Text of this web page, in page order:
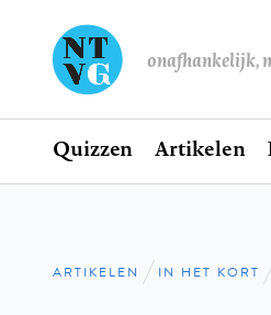
onafhankelijk,
Hoofdnavigatie
Home
Quizzen Artikelen
Kruimelpad
ARTIKELEN IN HET KORT